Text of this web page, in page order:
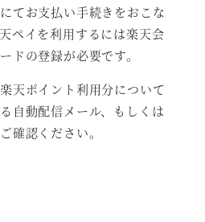
てお支払い手続きをおこな
ペイを利用するには楽天会
ドの登録が必要です。
天ポイント利用分について
自動配信メール、もしくは
確認ください。